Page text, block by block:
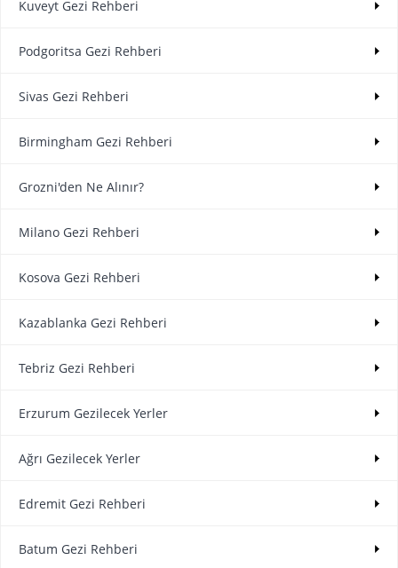
Kuveyt Gezi Rehberi
Podgoritsa Gezi Rehberi
Sivas Gezi Rehberi
Birmingham Gezi Rehberi
Grozni'den Ne Alınır?
Milano Gezi Rehberi
Kosova Gezi Rehberi
Kazablanka Gezi Rehberi
Tebriz Gezi Rehberi
Erzurum Gezilecek Yerler
Ağrı Gezilecek Yerler
Edremit Gezi Rehberi
Batum Gezi Rehberi